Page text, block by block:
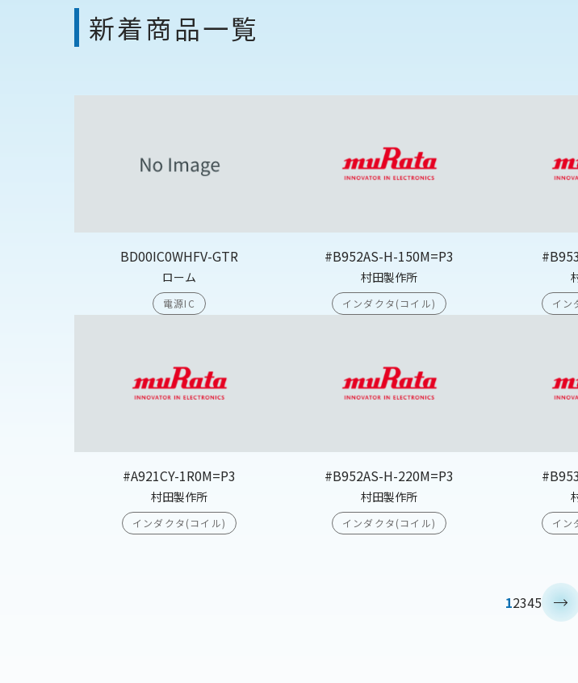
新着商品一覧
BD00IC0WHFV-GTR
ローム
電源IC
#B952AS-H-150M=P3
村田製作所
インダクタ(コイル) イン
#A921CY-1R0M=P3
村田製作所
インダクタ(コイル)
#B952AS-H-220M=P3
村田製作所
インダクタ(コイル) イン
12345